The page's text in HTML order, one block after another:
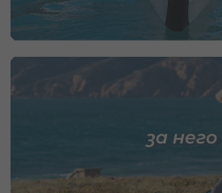
за него